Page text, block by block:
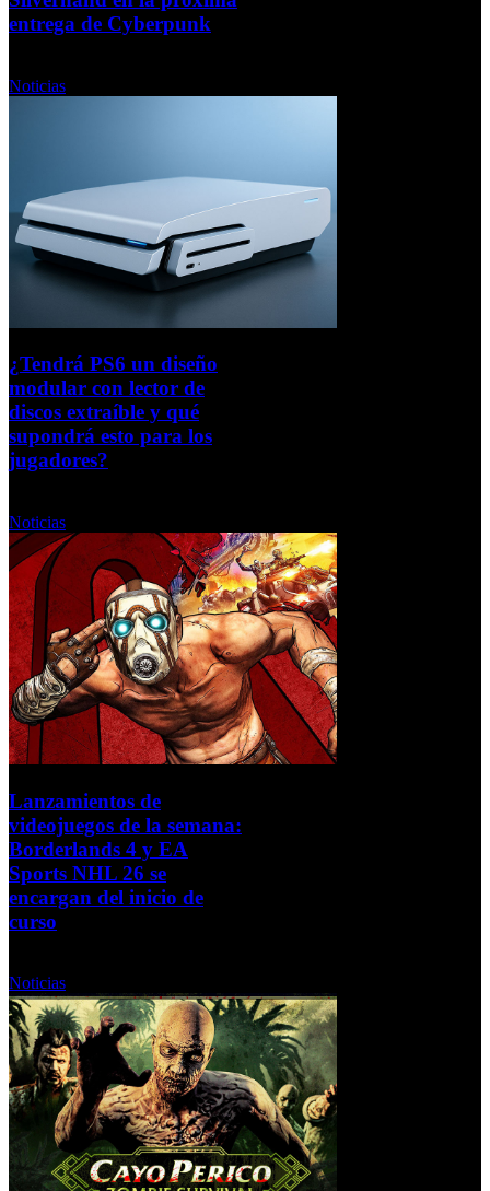
entrega de Cyberpunk
Noticias
¿Tendrá PS6 un diseño
modular con lector de
discos extraíble y qué
supondrá esto para los
jugadores?
Noticias
Lanzamientos de
videojuegos de la semana:
Borderlands 4 y EA
Sports NHL 26 se
encargan del inicio de
curso
Noticias